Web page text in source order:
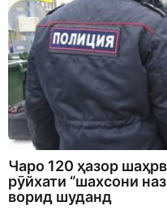
Чаро 120 ҳазор
рӯйхати “шахсони
ворид шуданд